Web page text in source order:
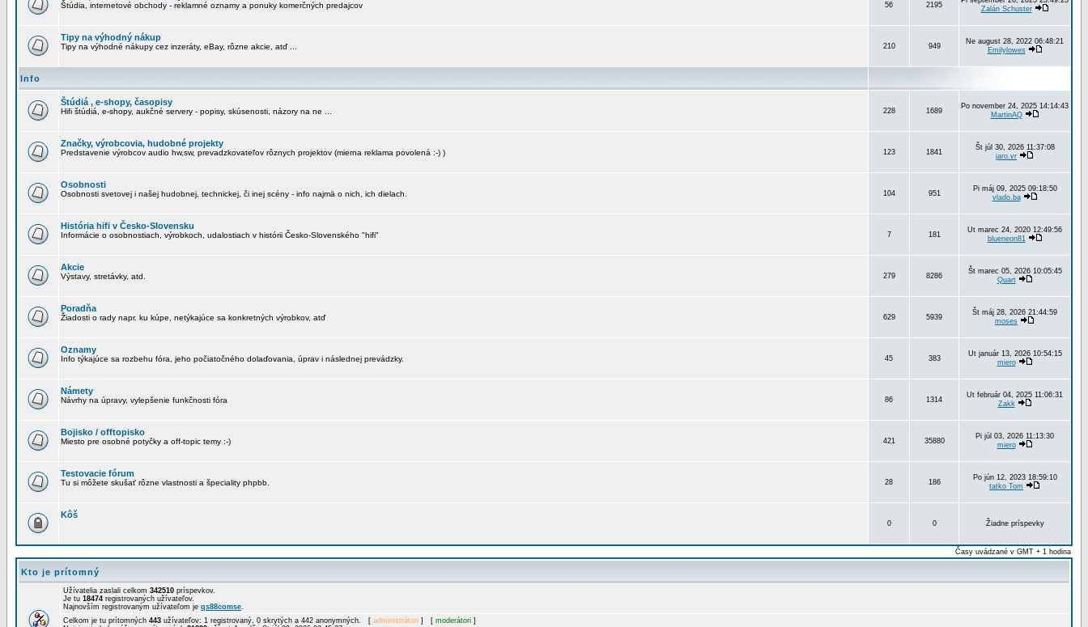
Štúdia, internetové obchody - reklamné oznamy a ponuky komerčných predajcov 56 2195
Zalán Schuster
Tipy na výhodný nákup
Tipy na výhodné nákupy cez inzeráty, eBay, rôzne akcie, atď ... 210 949
Ne august 28, 2022 06:48:21
Emilylowes
Info
Štúdiá , e-shopy, časopisy
Hifi štúdiá, e-shopy, aukčné servery - popisy, skúsenosti, názory na ne ... 228 1689
Po november 24, 2025 14:14:43
MartinAQ
Značky, výrobcovia, hudobné projekty
Predstavenie výrobcov audio hw,sw, prevadzkovateľov rôznych projektov (mierna reklama povolená :-) ) 123 1841
Št júl 30, 2026 11:37:08
jaro.vr
Osobnosti
Osobnosti svetovej i našej hudobnej, technickej, či inej scény - info najmä o nich, ich dielach. 104 951
Pi máj 09, 2025 09:18:50
vlado.ba
História hifi v Česko-Slovensku
Informácie o osobnostiach, výrobkoch, udalostiach v histórii Česko-Slovenského "hifi" 7 181
Ut marec 24, 2020 12:49:56
blueneon81
Akcie
Výstavy, stretávky, atd. 279 8286
Št marec 05, 2026 10:05:45
Quart
Poradňa
Žiadosti o rady napr. ku kúpe, netýkajúce sa konkretných výrobkov, atď 629 5939
Št máj 28, 2026 21:44:59
moses
Oznamy
Info týkajúce sa rozbehu fóra, jeho počiatočného dolaďovania, úprav i následnej prevádzky. 45 383
Ut január 13, 2026 10:54:15
miero
Námety
Návrhy na úpravy, vylepšenie funkčnosti fóra 86 1314
Ut február 04, 2025 11:06:31
Zakk
Bojisko / offtopisko
Miesto pre osobné potyčky a off-topic temy :-) 421 35880
Pi júl 03, 2026 11:13:30
miero
Testovacie fórum
Tu si môžete skušať rôzne vlastnosti a špeciality phpbb. 28 186
Po jún 12, 2023 18:59:10
tatko Tom
Kôš
0 0 Žiadne príspevky
Časy uvádzané v GMT + 1 hodina
Kto je prítomný
Užívatelia zaslali celkom 342510 príspevkov.
Je tu 18474 registrovaných užívateľov.
Najnovším registrovaným užívateľom je qs88comse.
Celkom je tu prítomných 443 užívateľov: 1 registrovaný, 0 skrytých a 442 anonymných. [ administrátori ] [ moderátori ]